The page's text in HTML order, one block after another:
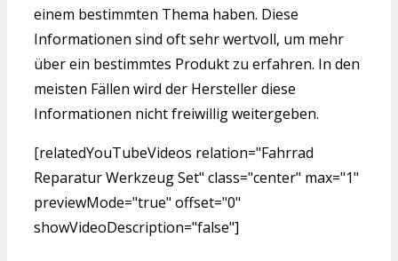
einem bestimmten Thema haben. Diese
Informationen sind oft sehr wertvoll, um mehr
über ein bestimmtes Produkt zu erfahren. In den
meisten Fällen wird der Hersteller diese
Informationen nicht freiwillig weitergeben.
[relatedYouTubeVideos relation="Fahrrad
Reparatur Werkzeug Set" class="center" max="1"
previewMode="true" offset="0"
showVideoDescription="false"]